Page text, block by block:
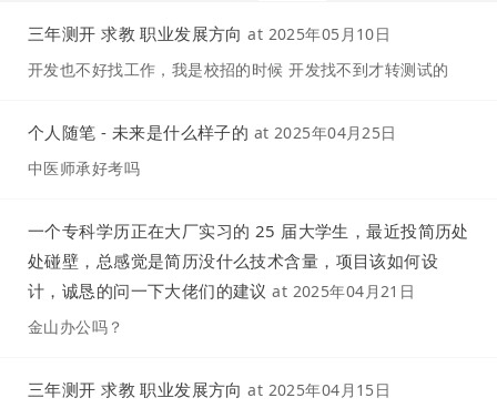
三年测开 求教 职业发展方向 at 2025年05月10日
开发也不好找工作，我是校招的时候 开发找不到才转测试的
个人随笔 - 未来是什么样子的 at 2025年04月25日
中医师承好考吗
一个专科学历正在大厂实习的 25 届大学生，最近投简历处
处碰壁，总感觉是简历没什么技术含量，项目该如何设
计，诚恳的问一下大佬们的建议 at 2025年04月21日
金山办公吗？
三年测开 求教 职业发展方向 at 2025年04月15日